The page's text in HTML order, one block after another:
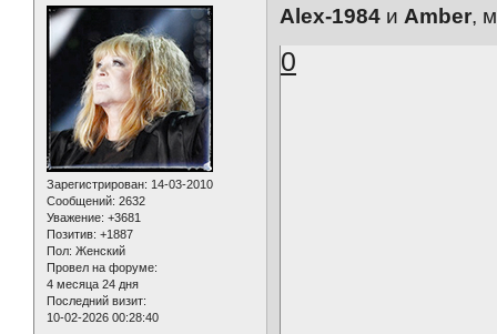
Зарегистрирован: 14-03-2010
Сообщений: 2632
Уважение: +3681
Позитив: +1887
Пол: Женский
Провел на форуме:
4 месяца 24 дня
Последний визит:
10-02-2026 00:28:40
Alex-1984 и Amber,
0